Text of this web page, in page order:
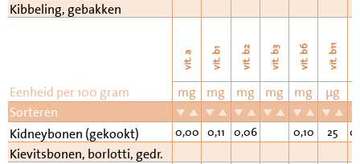
Kibbeling, gebakken
vit. a vit. b1 vit. b2 vit. b3 vit. b6 vit. b11
Eenheid per 100 gram mg mg mg mg mg µg
Sorteren
Kidneybonen (gekookt)
0,00 0,11 0,06 0,10 25
Kievitsbonen, borlotti, gedr.